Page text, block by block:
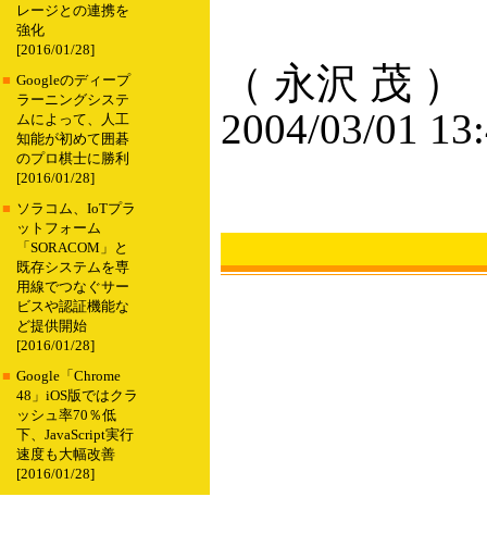
レージとの連携を
強化
[2016/01/28]
■ Googleのディープ
ラーニングシステ
ムによって、人工
知能が初めて囲碁
のプロ棋士に勝利
[2016/01/28]
■ ソラコム、IoTプラ
ットフォーム
「SORACOM」と
既存システムを専
用線でつなぐサー
ビスや認証機能な
ど提供開始
[2016/01/28]
■ Google「Chrome
48」iOS版ではクラ
ッシュ率70％低
下、JavaScript実行
速度も大幅改善
[2016/01/28]
（ 永沢 茂 ）
2004/03/01